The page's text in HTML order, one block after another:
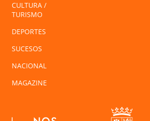
CULTURA /
TURISMO
DEPORTES
SUCESOS
NACIONAL
MAGAZINE